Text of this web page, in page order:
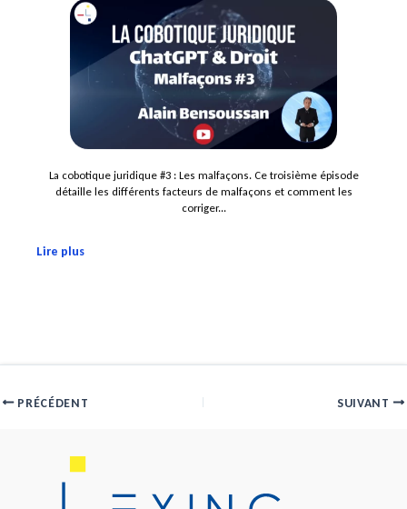
La cobotique juridique #3 : Les malfaçons. Ce troisième épisode
détaille les différents facteurs de malfaçons et comment les
corriger...
Lire plus
PRÉCÉDENT SUIVANT